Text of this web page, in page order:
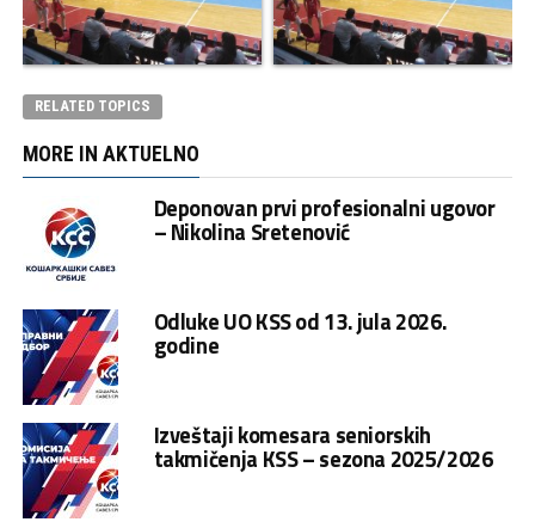
RELATED TOPICS
MORE IN AKTUELNO
Deponovan prvi profesionalni ugovor
– Nikolina Sretenović
Odluke UO KSS od 13. jula 2026.
godine
Izveštaji komesara seniorskih
takmičenja KSS – sezona 2025/2026